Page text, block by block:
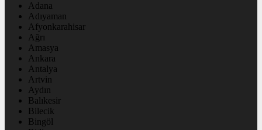
Adana
Adıyaman
Afyonkarahisar
Ağrı
Amasya
Ankara
Antalya
Artvin
Aydın
Balıkesir
Bilecik
Bingöl